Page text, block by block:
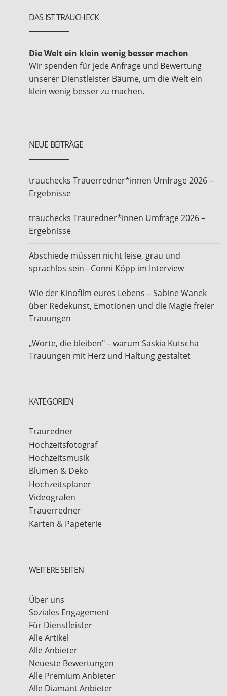
DAS IST TRAUCHECK
Die Welt ein klein wenig besser machen
Wir spenden für jede Anfrage und Bewertung
unserer Dienstleister Bäume, um die Welt ein
klein wenig besser zu machen.
NEUE BEITRÄGE
trauchecks Trauerredner*innen Umfrage 2026 –
Ergebnisse
trauchecks Trauredner*innen Umfrage 2026 –
Ergebnisse
Abschiede müssen nicht leise, grau und
sprachlos sein - Conni Köpp im Interview
Wie der Kinofilm eures Lebens – Sabine Wanek
über Redekunst, Emotionen und die Magie freier
Trauungen
„Worte, die bleiben" – warum Saskia Kutscha
Trauungen mit Herz und Haltung gestaltet
KATEGORIEN
Trauredner
Hochzeitsfotograf
Hochzeitsmusik
Blumen & Deko
Hochzeitsplaner
Videografen
Trauerredner
Karten & Papeterie
WEITERE SEITEN
Über uns
Soziales Engagement
Für Dienstleister
Alle Artikel
Alle Anbieter
Neueste Bewertungen
Alle Premium Anbieter
Alle Diamant Anbieter